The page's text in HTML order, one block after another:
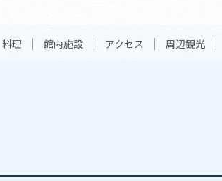
料理 館内施設 アクセス 周辺観光